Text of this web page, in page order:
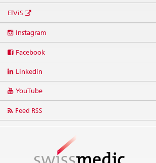
ElViS
media
Instagram
Facebook
Linkedin
YouTube
Feed RSS